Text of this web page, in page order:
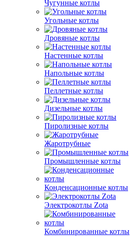
Чугунные котлы
Угольные котлы
Дровяные котлы
Настенные котлы
Напольные котлы
Пеллетные котлы
Дизельные котлы
Пиролизные котлы
Жаротрубные
Промышленные котлы
Конденсационные котлы
Электрокотлы Zota
Комбинированные котлы